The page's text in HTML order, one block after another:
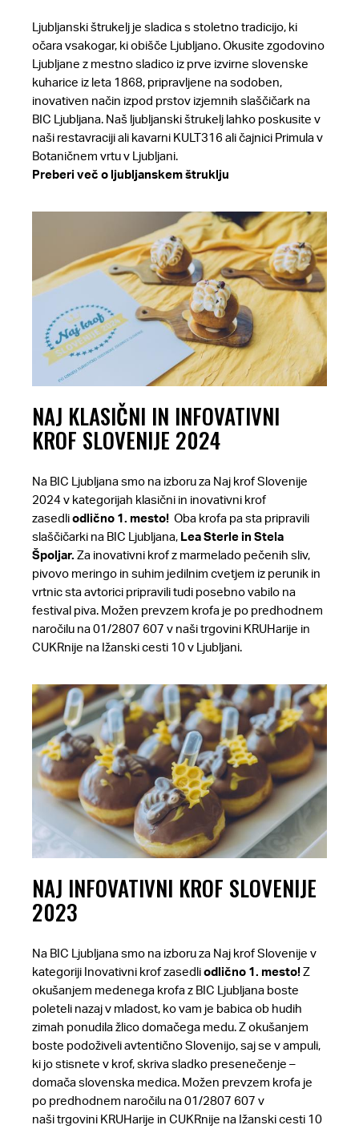
Ljubljanski štrukelj je sladica s stoletno tradicijo, ki
očara vsakogar, ki obišče Ljubljano. Okusite zgodovino
Ljubljane z mestno sladico iz prve izvirne slovenske
kuharice iz leta 1868, pripravljene na sodoben,
inovativen način izpod prstov izjemnih slaščičark na
BIC Ljubljana. Naš ljubljanski štrukelj lahko poskusite v
naši restavraciji ali kavarni KULT316 ali čajnici Primula v
Botaničnem vrtu v Ljubljani.
Preberi več o ljubljanskem štruklju
NAJ KLASIČNI IN INFOVATIVNI
KROF SLOVENIJE 2024
Na BIC Ljubljana smo na izboru za Naj krof Slovenije
2024 v kategorijah klasični in inovativni krof
zasedliodlično 1. mesto! Oba krofa pa sta pripravili
slaščičarki na BIC Ljubljana, Lea Sterle in Stela
Špoljar. Za inovativni krof z marmelado pečenih sliv,
pivovo meringo in suhim jedilnim cvetjem iz perunik in
vrtnic sta avtorici pripravili tudi posebno vabilo na
festival piva. Možen prevzem krofa je po predhodnem
naročilu na 01/2807 607 v našitrgovini KRUHarije in
CUKRnije na Ižanski cesti 10 v Ljubljani.
NAJ INFOVATIVNI KROF SLOVENIJE
2023
Na BIC Ljubljana smo na izboru za Naj krof Slovenije v
kategoriji Inovativni krof zasedliodlično 1. mesto!Z
okušanjem medenega krofa z BIC Ljubljana boste
poleteli nazaj v mladost, ko vam je babica ob hudih
zimah ponudila žlico domačega medu. Z okušanjem
boste podoživeli avtentično Slovenijo, saj se v ampuli,
ki jo stisnete v krof, skriva sladko presenečenje –
domača slovenska medica. Možen prevzem krofa je
po predhodnem naročilu na 01/2807 607 v
našitrgovini KRUHarije in CUKRnije na Ižanski cesti 10